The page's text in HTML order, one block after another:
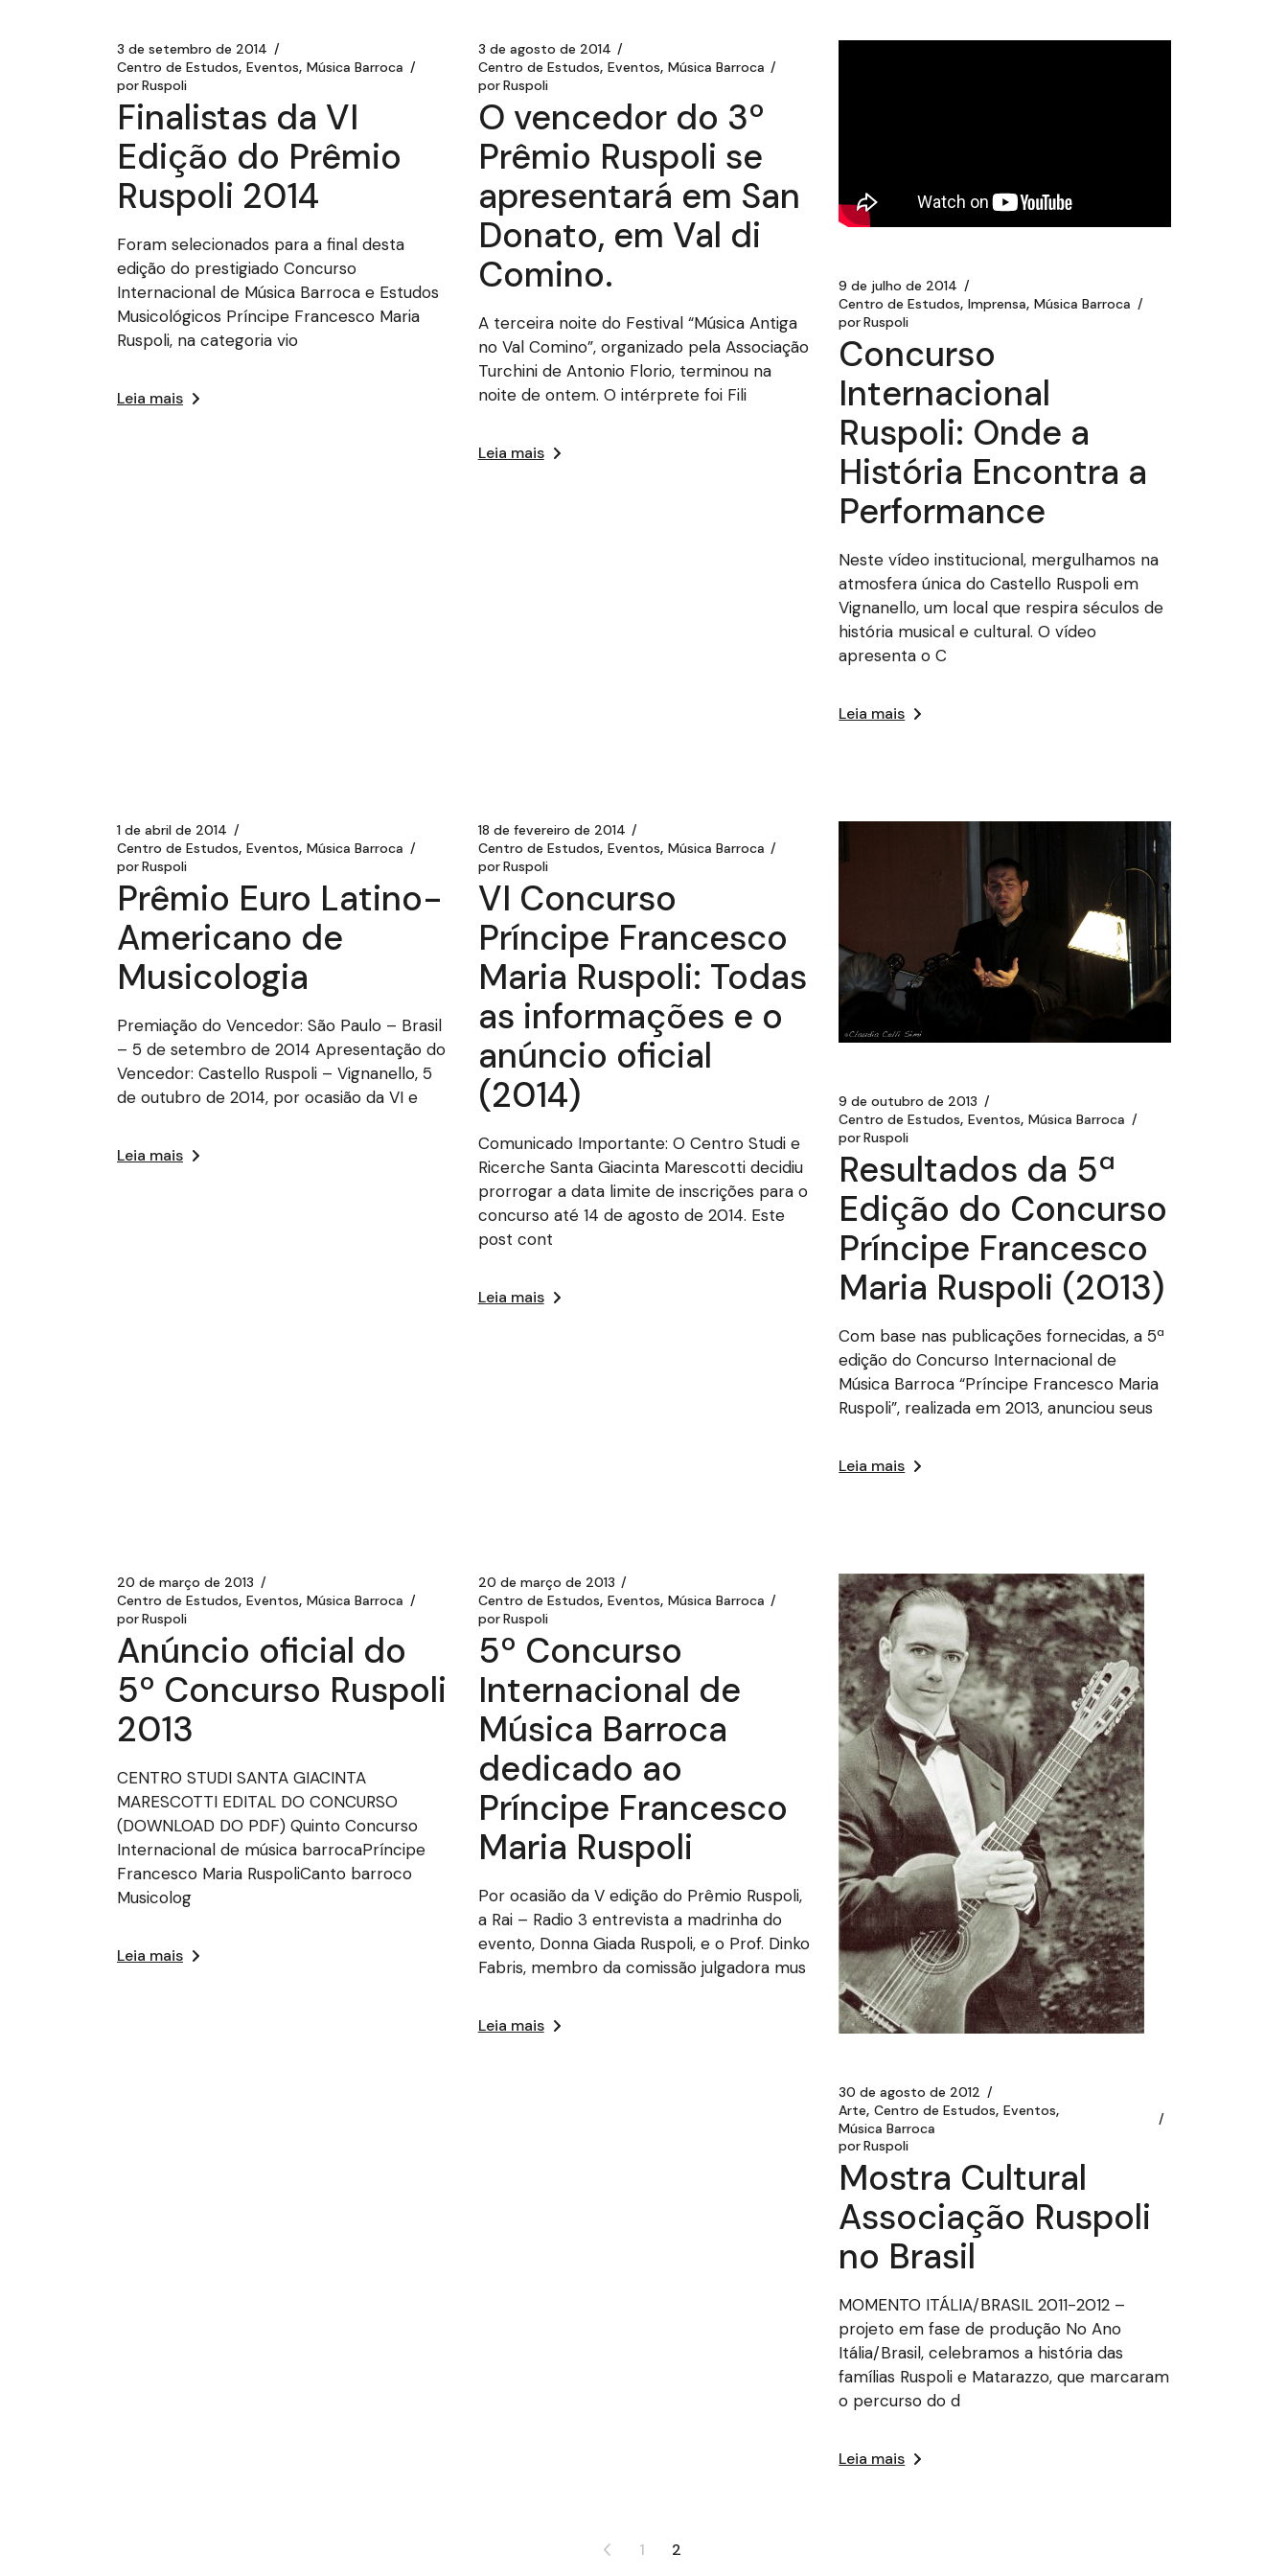
3 de setembro de 2014
Centro de Estudos Eventos Música Barroca
porRuspoli
Finalistas da VI
Edição do Prêmio
Ruspoli 2014
Foram selecionados para a final desta
edição do prestigiado Concurso
Internacional de Música Barroca e Estudos
Musicológicos Príncipe Francesco Maria
Ruspoli, na categoria vio
Leia mais
3 de agosto de 2014
Centro de Estudos Eventos Música Barroca
porRuspoli
O vencedor do 3º
Prêmio Ruspoli se
apresentará em San
Donato, em Val di
Comino.
A terceira noite do Festival “Música Antiga
no Val Comino”, organizado pela Associação
Turchini de Antonio Florio, terminou na
noite de ontem. O intérprete foi Fili
Leia mais
9 de julho de 2014
Centro de Estudos Imprensa Música Barroca
porRuspoli
Concurso
Internacional
Ruspoli: Onde a
História Encontra a
Performance
Neste vídeo institucional, mergulhamos na
atmosfera única do Castello Ruspoli em
Vignanello, um local que respira séculos de
história musical e cultural. O vídeo
apresenta o C
Leia mais
1 de abril de 2014
Centro de Estudos Eventos Música Barroca
porRuspoli
Prêmio Euro Latino-
Americano de
Musicologia
Premiação do Vencedor: São Paulo – Brasil
– 5 de setembro de 2014 Apresentação do
Vencedor: Castello Ruspoli – Vignanello, 5
de outubro de 2014, por ocasião da VI e
Leia mais
18 de fevereiro de 2014
Centro de Estudos Eventos Música Barroca
porRuspoli
VI Concurso
Príncipe Francesco
Maria Ruspoli: Todas
as informações e o
anúncio oficial
(2014)
Comunicado Importante: O Centro Studi e
Ricerche Santa Giacinta Marescotti decidiu
prorrogar a data limite de inscrições para o
concurso até 14 de agosto de 2014. Este
post cont
Leia mais
9 de outubro de 2013
Centro de Estudos Eventos Música Barroca
porRuspoli
Resultados da 5ª
Edição do Concurso
Príncipe Francesco
Maria Ruspoli (2013)
Com base nas publicações fornecidas, a 5ª
edição do Concurso Internacional de
Música Barroca “Príncipe Francesco Maria
Ruspoli”, realizada em 2013, anunciou seus
Leia mais
20 de março de 2013
Centro de Estudos Eventos Música Barroca
porRuspoli
Anúncio oficial do
5º Concurso Ruspoli
2013
CENTRO STUDI SANTA GIACINTA
MARESCOTTI EDITAL DO CONCURSO
(DOWNLOAD DO PDF) Quinto Concurso
Internacional de música barrocaPríncipe
Francesco Maria RuspoliCanto barroco
Musicolog
Leia mais
20 de março de 2013
Centro de Estudos Eventos Música Barroca
porRuspoli
5º Concurso
Internacional de
Música Barroca
dedicado ao
Príncipe Francesco
Maria Ruspoli
Por ocasião da V edição do Prêmio Ruspoli,
a Rai – Radio 3 entrevista a madrinha do
evento, Donna Giada Ruspoli, e o Prof. Dinko
Fabris, membro da comissão julgadora mus
Leia mais
30 de agosto de 2012
Arte Centro de Estudos Eventos
Música Barroca
porRuspoli
Mostra Cultural
Associação Ruspoli
no Brasil
MOMENTO ITÁLIA/BRASIL 2011-2012 –
projeto em fase de produção No Ano
Itália/Brasil, celebramos a história das
famílias Ruspoli e Matarazzo, que marcaram
o percurso do d
Leia mais
1 2